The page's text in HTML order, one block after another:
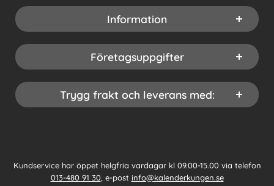
Information
Företagsuppgifter
Trygg frakt och leverans med:
Kundservice har öppet helgfria vardagar kl 09.00-15.00 via telefon
013-480 91 30, e-post info@kalenderkungen.se